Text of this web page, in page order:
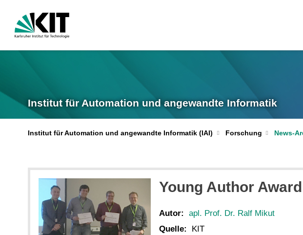
Institut für Automation und angewandte Informatik
Institut für Automation und angewandte Informatik (IAI) Forschung News-
Young Author
Autor:
apl. Prof. Dr. Ralf Mikut
Quelle:
KIT